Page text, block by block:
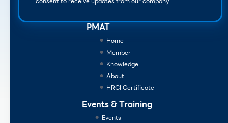
PMAT
Home
Member
Knowledge
About
HRCI Certificate
Events & Training
Events